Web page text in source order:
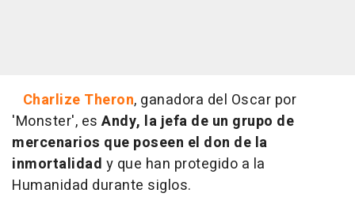
Charlize Theron, ganadora del Oscar por
'Monster', es Andy, la jefa de un grupo de
mercenarios que poseen el don de la
inmortalidad y que han protegido a la
Humanidad durante siglos.